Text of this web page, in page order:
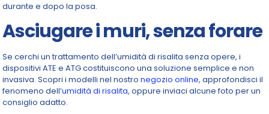
durante e dopo la posa.
Asciugare i muri, senza forare
Se cerchi un trattamento dell’umidità di risalita senza opere, i
dispositivi ATE e ATG costituiscono una soluzione semplice e non
invasiva. Scopri i modelli nel nostronegozio online, approfondisci il
fenomeno dell’umidità di risalita, oppure inviaci alcune foto per un
consiglio adatto.